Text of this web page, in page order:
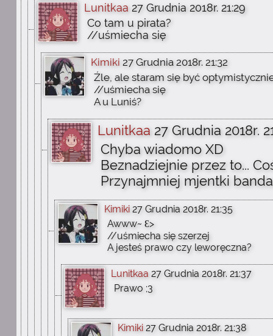
Lunitkaa 27 Grudnia 2018r. 21:29
Co tam u pirata?
//uśmiecha się
Kimiki 27 Grudnia 2018r. 21:32
Źle, ale staram się być
//uśmiecha się
A u Luniś?
Lunitkaa 27 Grudnia 2018r.
Chyba wiadomo XD
Beznadziejnie przez to...
Przynajmniej mjentki
Kimiki 27 Grudnia 2018r. 21:35
Awww~ Ɛ>
//uśmiecha się szerzej
A jesteś prawo czy leworęczna?
Lunitkaa 27 Grudnia 2018r. 21:37
Prawo ;3
Kimiki 27 Grudnia 2018r. 21:38